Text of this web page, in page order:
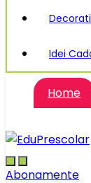
Idei
Home
Abonamente